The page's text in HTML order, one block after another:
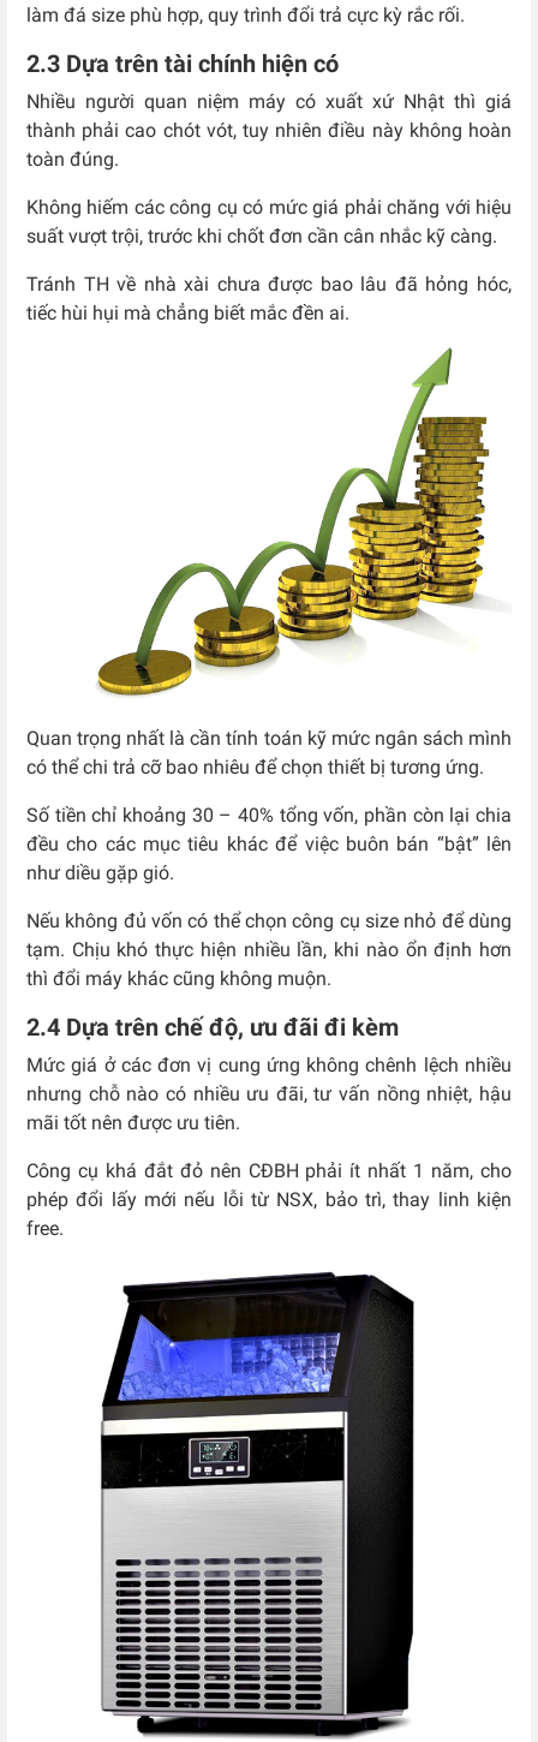
làm đá size phù hợp, quy trình đổi trả cực kỳ rắc rối.
2.3 Dựa trên tài chính hiện có
Nhiều người quan niệm máy có xuất xứ Nhật thì giá
thành phải cao chót vót, tuy nhiên điều này không hoàn
toàn đúng.
Không hiếm các công cụ có mức giá phải chăng với hiệu
suất vượt trội, trước khi chốt đơn cần cân nhắc kỹ càng.
Tránh TH về nhà xài chưa được bao lâu đã hỏng hóc,
tiếc hùi hụi mà chẳng biết mắc đền ai.
Quan trọng nhất là cần tính toán kỹ mức ngân sách mình
có thể chi trả cỡ bao nhiêu để chọn thiết bị tương ứng.
Số tiền chỉ khoảng 30 – 40% tổng vốn, phần còn lại chia
đều cho các mục tiêu khác để việc buôn bán “bật” lên
như diều gặp gió.
Nếu không đủ vốn có thể chọn công cụ size nhỏ để dùng
tạm. Chịu khó thực hiện nhiều lần, khi nào ổn định hơn
thì đổi máy khác cũng không muộn.
2.4 Dựa trên chế độ, ưu đãi đi kèm
Mức giá ở các đơn vị cung ứng không chênh lệch nhiều
nhưng chỗ nào có nhiều ưu đãi, tư vấn nồng nhiệt, hậu
mãi tốt nên được ưu tiên.
Công cụ khá đắt đỏ nên CĐBH phải ít nhất 1 năm, cho
phép đổi lấy mới nếu lỗi từ NSX, bảo trì, thay linh kiện
free.